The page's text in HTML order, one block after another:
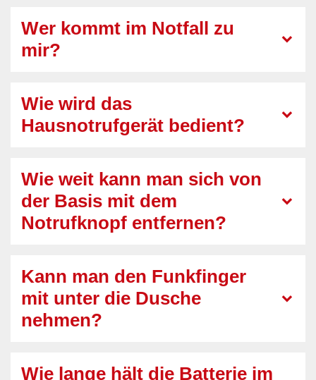
Wer kommt im Notfall zu
mir?
Wie wird das
Hausnotrufgerät bedient?
Wie weit kann man sich von
der Basis mit dem
Notrufknopf entfernen?
Kann man den Funkfinger
mit unter die Dusche
nehmen?
Wie lange hält die Batterie im